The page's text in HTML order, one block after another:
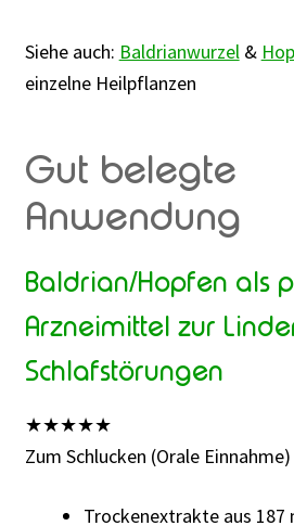
Siehe auch: Baldrianwurzel&
einzelne Heilpflanzen
Gut belegte
Anwendung
Baldrian/Hopfen als
Arzneimittel zur
Schlafstörungen
★★★★★
Zum Schlucken (Orale Einnahme)
Trockenextrakte aus 187